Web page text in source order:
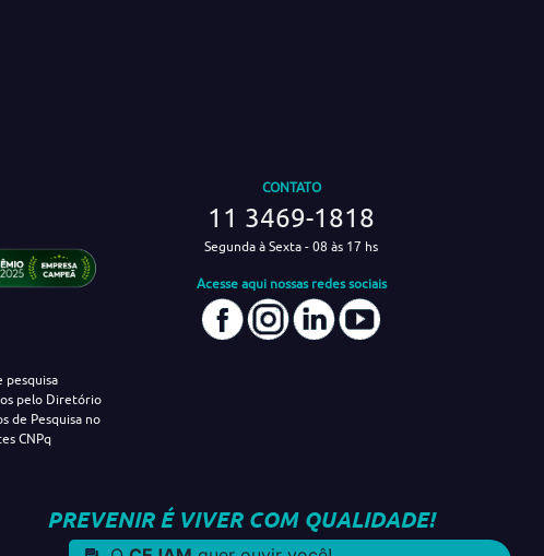
CONTATO
11 3469-1818
Segunda à Sexta - 08 às 17 hs
Acesse aqui nossas redes sociais
pesquisa
pelo Diretório
de Pesquisa no
CNPq
PREVENIR É VIVER COM QUALIDADE!